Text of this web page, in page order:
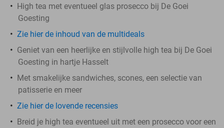
High tea met eventueel glas prosecco bij De Goei
Goesting
Zie hier de inhoud van de multideals
Geniet van een heerlijke en stijlvolle high tea bij De Goei
Goesting in hartje Hasselt
Met smakelijke sandwiches, scones, een selectie van
patisserie en meer
Zie hier de lovende recensies
Breid je high tea eventueel uit met een prosecco voor een